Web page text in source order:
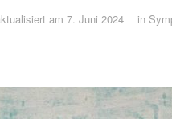
am 7. Juni 2024 in